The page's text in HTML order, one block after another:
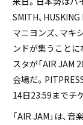
SMITH、HUSKING
マニヨンズ、マキ
ンドが集うことに
スタが「AIR JAM
会場だ。
14日23:59までチ
「AIR JAM」は、